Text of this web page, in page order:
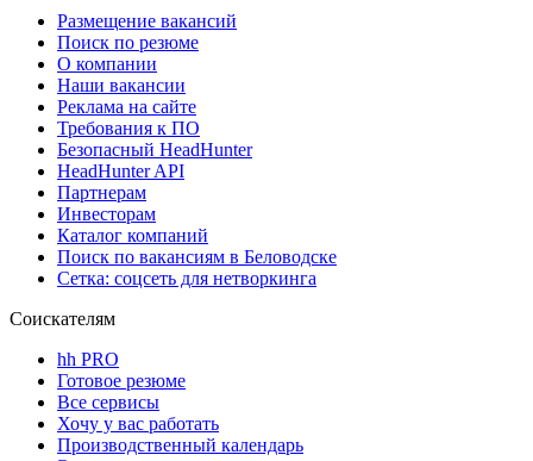
Размещение вакансий
Поиск по резюме
О компании
Наши вакансии
Реклама на сайте
Требования к ПО
Безопасный HeadHunter
HeadHunter API
Партнерам
Инвесторам
Каталог компаний
Поиск по вакансиям в Беловодске
Сетка: соцсеть для нетворкинга
Соискателям
hh PRO
Готовое резюме
Все сервисы
Хочу у вас работать
Производственный календарь